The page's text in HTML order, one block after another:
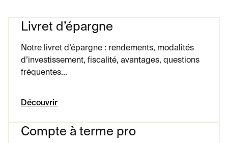
sécurité du placement auprès de la banque et garantie légale du
Livret d’épargne
Notre livret d’épargne : rendements, modalités
d’investissement, fiscalité, avantages, questions
fréquentes...
Découvrir
Compte à terme pro